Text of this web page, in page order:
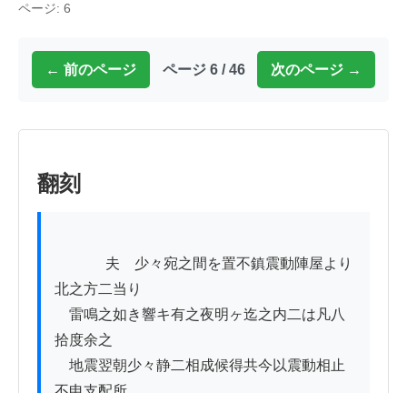
ページ: 6
← 前のページ ページ 6 / 46 次のページ →
翻刻
北之方二当り
雷鳴之如き響キ有之夜明ヶ迄之内二は凡八
拾度余之
地震翌朝少々静二相成候得共今以震動相止